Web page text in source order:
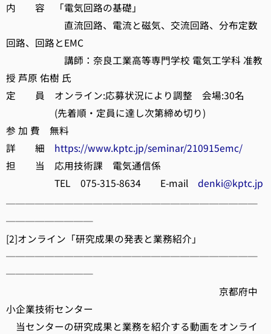
内 容 「電気回路の基礎」
直流回路、電流と磁気、交流回路、分布定数
回路、回路とEMC
講師：奈良工業高等専門学校 電気工学科 准教
授 芦原 佑樹 氏
定 員 オンライン:応募状況により調整 会場:30名
(先着順・定員に達し次第締め切り)
参 加 費 無料
詳 細 https://www.kptc.jp/seminar/210915emc/
担 当 応用技術課 電気通信係
TEL 075-315-8634 E-mail denki@kptc.jp
──────────────────────────
─────────
[2]オンライン「研究成果の発表と業務紹介」
──────────────────────────
─────────
京都府中
小企業技術センター
当センターの研究成果と業務を紹介する動画をオンライ